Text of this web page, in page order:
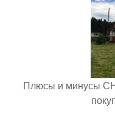
Плюсы и минусы